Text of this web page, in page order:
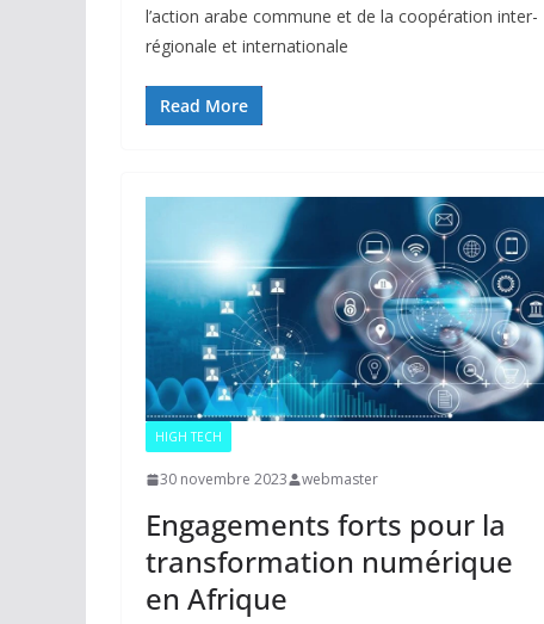
l’action arabe commune et de la coopération inter-
régionale et internationale
Read More
HIGH TECH
30 novembre 2023 webmaster
Engagements forts pour la
transformation numérique
en Afrique